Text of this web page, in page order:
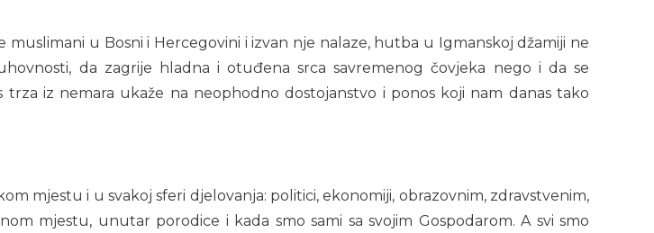
muslimani u Bosni i Hercegovini i izvan nje nalaze, hutba u Igmanskoj džamiji ne
da zagrije hladna i otuđena srca savremenog čovjeka nego i da se
iz nemara ukaže na neophodno dostojanstvo i ponos koji nam danas tako
mjestu i u svakoj sferi djelovanja: politici, ekonomiji, obrazovnim, zdravstvenim,
mjestu, unutar porodice i kada smo sami sa svojim Gospodarom. A svi smo